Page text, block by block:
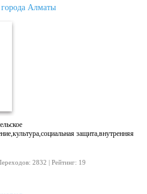
Алматы
защита,внутренняя
2832 | Рейтинг: 19